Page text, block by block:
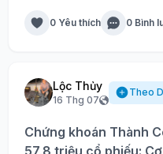
0 Yêu thích 0 Bình
Lộc Thủy
16 Thg 07
Theo
Chứng khoán Thành